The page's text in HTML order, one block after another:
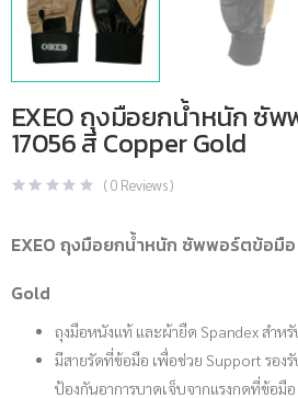
EXEO ถุงมือยกน้ำหนัก ซัพ
17056 สี Copper Gold
(0 Reviews )
EXEO ถุงมือยกน้ำหนัก ซัพพอร์ตข้อมื
Gold
ถุงมือหนังแท้ และผ้ายืด Spandex สำห
มีสายรัดที่ข้อมือ เพื่อช่วย Support รอง
ป้องกันอาการบาดเจ็บจากแรงกดที่ข้อมือ